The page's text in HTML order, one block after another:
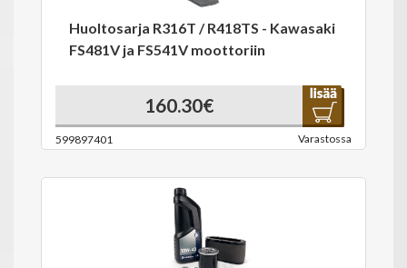
Huoltosarja R316T / R418TS - Kawasaki
FS481V ja FS541V moottoriin
160.30€
599897401 Varastossa